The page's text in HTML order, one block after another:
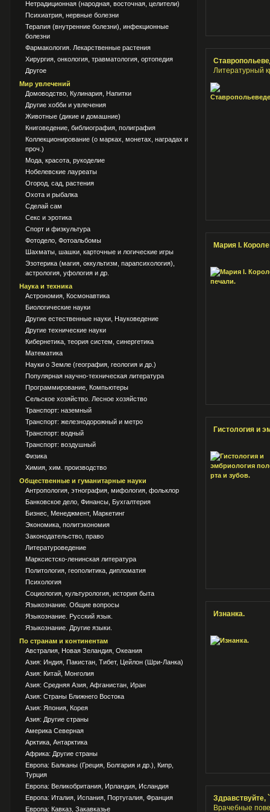
Нетрадиционная (народная, восточная, целители)
Психиатрия, нервные болезни
Терапия (внутренние болезни), инфекционные
болезни
Фармакология. Лекарственные растения
Хирургия, онкология, травматология, ортопедия
Другое
Мир увлечений
Домоводство, Кулинария, Напитки
Другие хобби и увлечения
Животные (дикие и домашние)
Книговедение, библиография, полиграфия
Коллекционирование (о марках, монетах, наградах и
проч.)
Мода, красота, рукоделие
Нобелевские лауреаты
Огород, сад, растения
Охота и рыбалка
Сделай сам
Секс и эротика
Спорт и физкультура
Фотодело, Фотоальбомы
Шахматы, шашки, карточные и логические игры
Эзотерика (магия, оккультизм, парапсихология),
астрология, уфология и др.
Наука и техника
Астрономия, Космонавтика
Биологические науки
Другие естественные науки, Науковедение
Другие технические науки
Кибернетика, теория систем, синергетика
Математика
Науки о Земле (география, геология и др.)
Популярная научно-техническая литература
Программирование, Компьютеры
Сельское хозяйство. Лесное хозяйство
Транспорт: наземный
Транспорт: железнодорожный и метро
Транспорт: водный
Транспорт: воздушный
Физика
Химия, хим. производство
Общественные и гуманитарные науки
Антропология, этнография, мифология, фольклор
Банковское дело, Финансы, Бухгалтерия
Бизнес, Менеджмент, Маркетинг
Экономика, политэкономия
Законодательство, право
Литературоведение
Марксистско-ленинская литература
Политология, геополитика, дипломатия
Психология
Социология, культурология, история быта
Языкознание. Общие вопросы
Языкознание. Русский язык.
Языкознание. Другие языки.
По странам и континентам
Австралия, Новая Зеландия, Океания
Азия: Индия, Пакистан, Тибет, Цейлон (Шри-Ланка)
Азия: Китай, Монголия
Азия: Средняя Азия, Афганистан, Иран
Азия: Страны Ближнего Востока
Азия: Япония, Корея
Азия: Другие страны
Америка Северная
Арктика, Антарктика
Африка: Другие страны
Европа: Балканы (Греция, Болгария и др.), Кипр,
Турция
Европа: Великобритания, Ирландия, Исландия
Европа: Италия, Испания, Португалия, Франция
Европа: Кавказ, Закавказье
Литературный
Мария I.
Гистология и
Изнанка.
Врачебные